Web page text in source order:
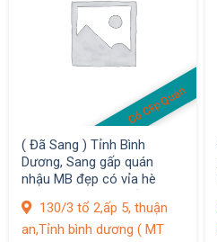
Có Clip Quán
( Đã Sang ) Tỉnh Bình
Dương, Sang gấp quán
nhậu MB đẹp có vỉa hè
xoay an Phú ), thuận an
130/3 tổ 2,ấp 5, thuận
an,Tỉnh bình dương ( MT